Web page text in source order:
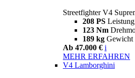
Streetfighter V4
208 PS Leistung
123 Nm
189 kg Gewicht
Ab 47.000 € i
MEHR ERFAHREN
V4 Lamborghini